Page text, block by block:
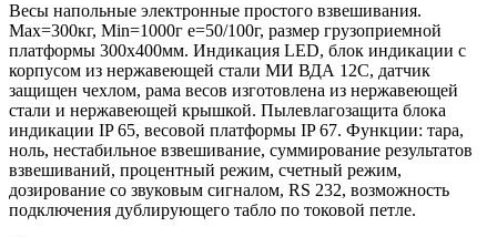
Весы напольные электронные простого взвешивания.
Мах=300кг, Min=1000г е=50/100г, размер грузоприемной
платформы 300х400мм. Индикация LED, блок индикации с
корпусом из нержавеющей стали МИ ВДА 12С, датчик
защищен чехлом, рама весов изготовлена из нержавеющей
стали и нержавеющей крышкой. Пылевлагозащита блока
индикации IP 65, весовой платформы IP 67. Функции: тара,
ноль, нестабильное взвешивание, суммирование результатов
взвешиваний, процентный режим, счетный режим,
дозирование со звуковым сигналом, RS 232, возможность
подключения дублирующего табло по токовой петле.